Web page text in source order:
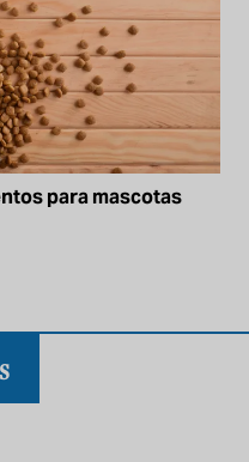
para mascotas